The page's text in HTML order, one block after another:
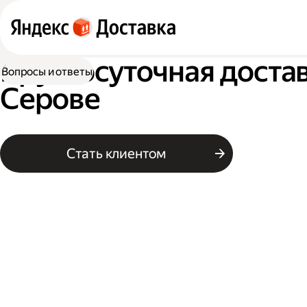
Круглосуточная
Серове
Стать клиентом
Вопросы и ответы